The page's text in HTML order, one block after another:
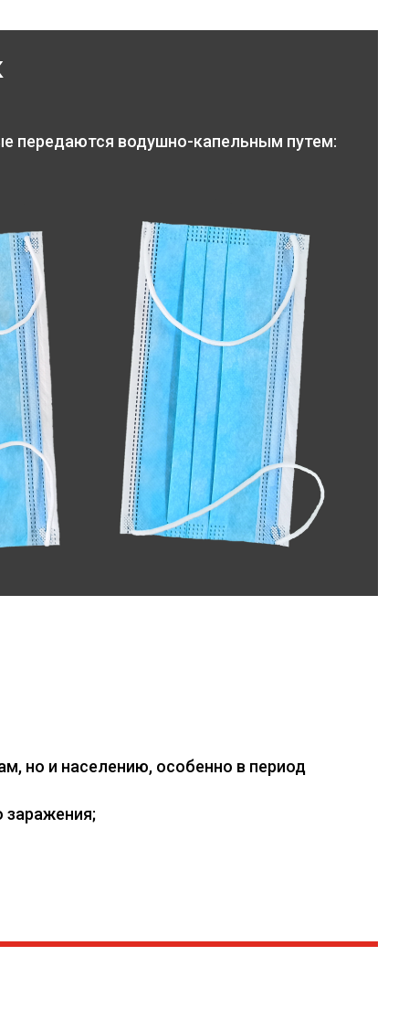
передаются водушно-капельным путем:
но и населению, особенно в период
заражения;